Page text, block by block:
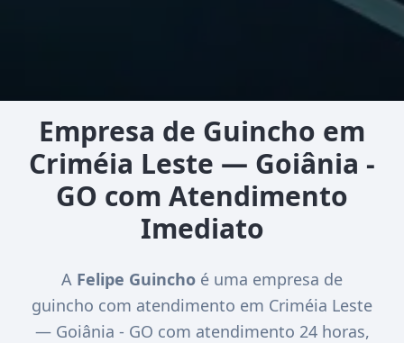
Empresa de Guincho em
Criméia Leste — Goiânia -
GO com Atendimento
Imediato
A Felipe Guincho é uma empresa de
guincho com atendimento em Criméia Leste
— Goiânia - GO com atendimento 24 horas,